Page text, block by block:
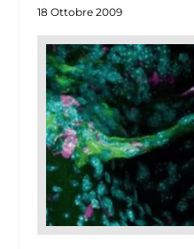
18 Ottobre 2009